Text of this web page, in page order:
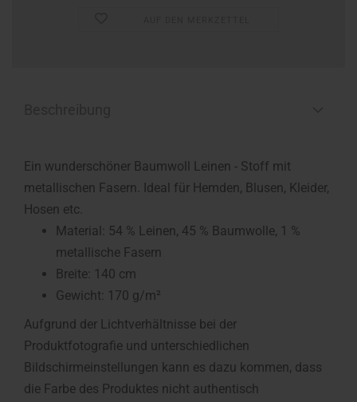
Ein wunderschöner Baumwoll Leinen - Stoff mit
metallischen Fasern. Ideal für Hemden, Blusen, Kleider,
Hosen etc.
Material: 54 % Leinen, 45 % Baumwolle, 1 %
metallische Fasern
Breite: 140 cm
Gewicht: 170 g/m²
Aufgrund der Lichtverhältnisse bei der
Produktfotografie und unterschiedlichen
Bildschirmeinstellungen kann es dazu kommen, dass
die Farbe des Produktes nicht authentisch